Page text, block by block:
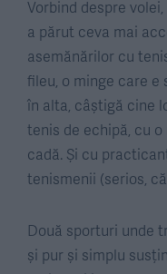
Vorbind despre
a părut ceva mai
asemănărilor cu
fileu, o minge care
în alta, câștigă cine
tenis de echipă, cu
cadă. Și cu
tenismenii (serios,
Două sporturi unde
și pur și simplu